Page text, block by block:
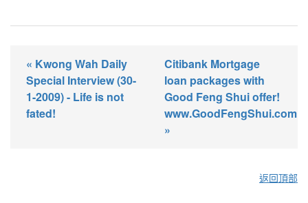
« Kwong Wah Daily
Special Interview (30-
1-2009) - Life is not
fated!
Citibank Mortgage
loan packages with
Good Feng Shui offer!
www.GoodFengShui.com
»
返回頂部